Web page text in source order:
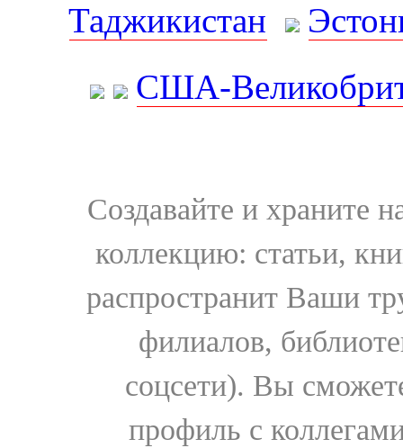
Таджикистан
США-
Создавайте и храните
коллекцию: статьи,
распространит Ваши
филиалов,
соцсети). Вы
профиль с